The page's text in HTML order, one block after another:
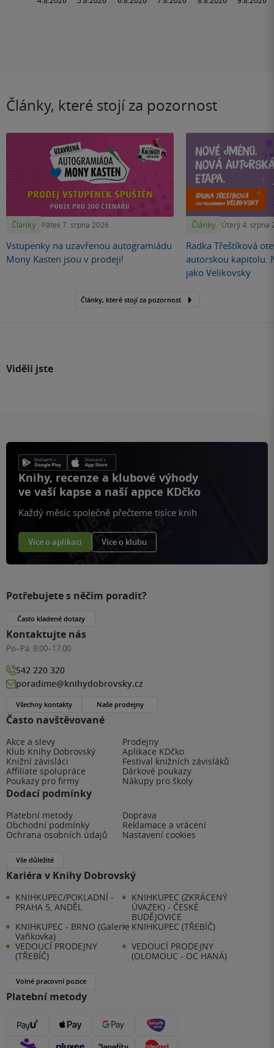
Články, které stojí za pozornost
Články Pátek 7. srpna 2026
Vstupenky na uzavřenou autogramiádu
Mony Kasten jsou v prodeji!
Články Úterý 4. srpna
Radka Třeštíková
autorskou kapitolu.
jako Velikovsky
Články, které stojí za pozornost
Viděli jste
Knihy, recenze a klubové výhody
ve vaší kapse a naší appce KDčko
Každý měsíc společně přečteme tisíce knih
Více o aplikaci Více o klubu
Často navštěvované
Akce a slevy
Prodejny
Klub Knihy Dobrovský
Aplikace KDčko
Knižní závisláci
Festival knižních závisláků
Affiliate spolupráce
Dárkové poukazy
Poukazy pro firmy
Nákupy pro školy
Dodací podmínky
Platební metody
Doprava
Obchodní podmínky
Reklamace a vrácení
Ochrana osobních údajů
Nastavení cookies
Vše důležité
Kariéra v Knihy Dobrovský
KNIHKUPEC/POKLADNÍ -
PRAHA 5, ANDĚL
KNIHKUPEC (ZKRÁCENÝ
ÚVAZEK) - ČESKÉ
BUDĚJOVICE
KNIHKUPEC - BRNO (Galerie
Vaňkovka)
KNIHKUPEC (TŘEBÍČ)
VEDOUCÍ PRODEJNY
(TŘEBÍČ)
VEDOUCÍ PRODEJNY
(OLOMOUC - OC HANÁ)
Volné pracovní pozice
Platební metody
Potřebujete s něčím poradit?
Často kladené dotazy
Kontaktujte nás
Po–Pá: 8:00–17:00
542 220 320
poradime@knihydobrovsky.cz
Všechny kontakty Naše prodejny